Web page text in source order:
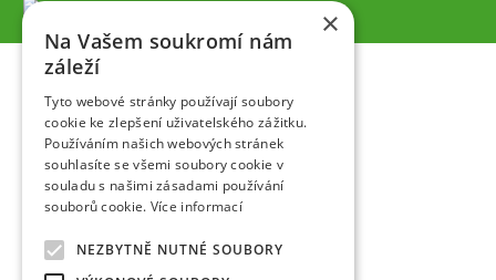
×
Na Vašem soukromí nám
záleží
Tyto webové stránky používají soubory
cookie ke zlepšení uživatelského zážitku.
Používáním našich webových stránek
souhlasíte se všemi soubory cookie v
souladu s našimi zásadami používání
souborů cookie. Více informací
NEZBYTNĚ NUTNÉ SOUBORY